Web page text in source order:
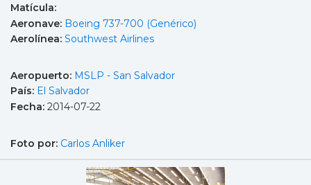
Matícula:
Aeronave: Boeing 737-700 (Genérico)
Aerolínea: Southwest Airlines
Aeropuerto: MSLP - San Salvador
País: El Salvador
Fecha: 2014-07-22
Foto por: Carlos Anliker